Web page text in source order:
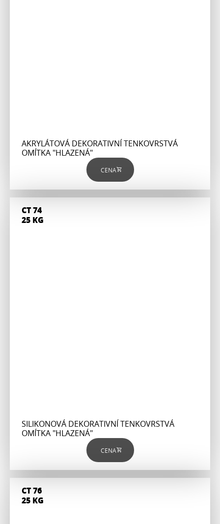
AKRYLÁTOVÁ DEKORATIVNÍ TENKOVRSTVÁ
OMÍTKA "HLAZENÁ"
CENA
CT 74
25 KG
SILIKONOVÁ DEKORATIVNÍ TENKOVRSTVÁ
OMÍTKA "HLAZENÁ"
CENA
CT 76
25 KG